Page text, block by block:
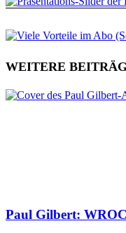
WEITERE
Paul Gilbert: WROC